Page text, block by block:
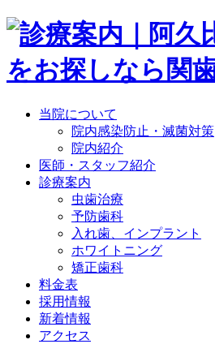
当院について
院内感染防止・滅菌対策
院内紹介
医師・スタッフ紹介
診療案内
虫歯治療
予防歯科
入れ歯、インプラント
ホワイトニング
矯正歯科
料金表
採用情報
新着情報
アクセス